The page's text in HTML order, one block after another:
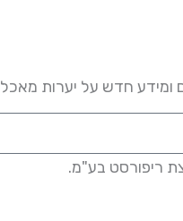
ומידע חדש על יערות מאכל
ריפורסט בע"מ.